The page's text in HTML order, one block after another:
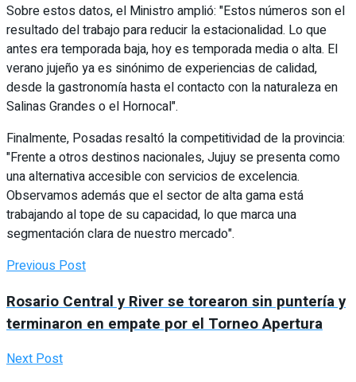
Sobre estos datos, el Ministro amplió: "Estos números son el
resultado del trabajo para reducir la estacionalidad. Lo que
antes era temporada baja, hoy es temporada media o alta. El
verano jujeño ya es sinónimo de experiencias de calidad,
desde la gastronomía hasta el contacto con la naturaleza en
Salinas Grandes o el Hornocal".
Finalmente, Posadas resaltó la competitividad de la provincia:
"Frente a otros destinos nacionales, Jujuy se presenta como
una alternativa accesible con servicios de excelencia.
Observamos además que el sector de alta gama está
trabajando al tope de su capacidad, lo que marca una
segmentación clara de nuestro mercado".
Previous Post
Rosario Central y River se torearon sin puntería y
terminaron en empate por el Torneo Apertura
Next Post